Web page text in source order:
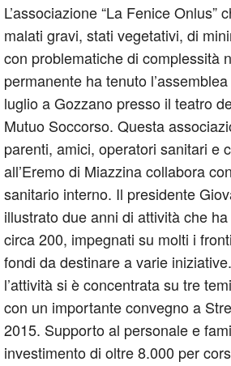
L’associazione “La Fenice Onlus”
malati gravi, stati vegetativi, di
con problematiche di complessità
permanente ha tenuto
luglio a Gozzano presso il teatro
Mutuo Soccorso. Questa
parenti, amici, operatori sanitari e
all’Eremo di Miazzina collabora
sanitario interno. Il presidente
illustrato due anni di attività che
circa 200, impegnati su molti i
fondi da destinare a varie
l’attività si è concentrata su tre
con un importante convegno a
2015. Supporto al personale e
investimento di oltre 8.000 per